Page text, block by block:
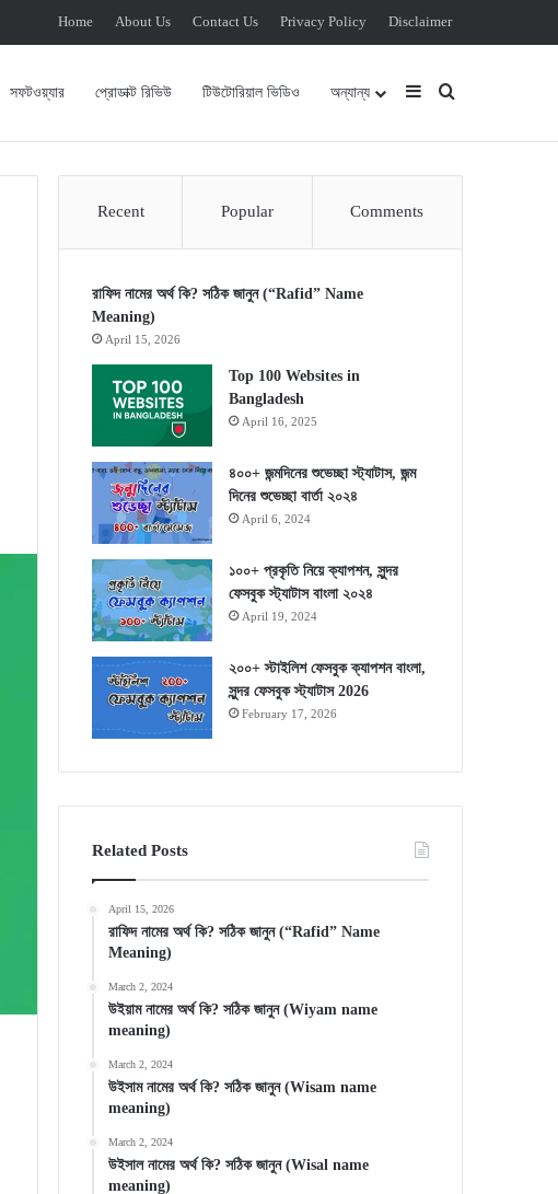
Home About Us Contact Us Privacy Policy Disclaimer
সফটওয়্যার প্রোডাক্ট রিভিউ টিউটোরিয়াল ভিডিও অন্যান্য Sidebar
Recent Popular Comments
রাফিদ নামের অর্থ কি? সঠিক জানুন (“Rafid” Name
Meaning)
April 15, 2026
Top 100 Websites in
Bangladesh
April 16, 2025
৪০০+ জন্মদিনের শুভেচ্ছা স্ট্যাটাস, জন্ম
দিনের শুভেচ্ছা বার্তা ২০২৪
April 6, 2024
১০০+ প্রকৃতি নিয়ে ক্যাপশন, সুন্দর
ফেসবুক স্ট্যাটাস বাংলা ২০২৪
April 19, 2024
২০০+ স্টাইলিশ ফেসবুক ক্যাপশন বাংলা,
সুন্দর ফেসবুক স্ট্যাটাস 2026
February 17, 2026
Related Posts
April 15, 2026
রাফিদ নামের অর্থ কি? সঠিক জানুন (“Rafid” Name
Meaning)
March 2, 2024
উইয়াম নামের অর্থ কি? সঠিক জানুন (Wiyam name
meaning)
March 2, 2024
উইসাম নামের অর্থ কি? সঠিক জানুন (Wisam name
meaning)
March 2, 2024
উইসাল নামের অর্থ কি? সঠিক জানুন (Wisal name
meaning)